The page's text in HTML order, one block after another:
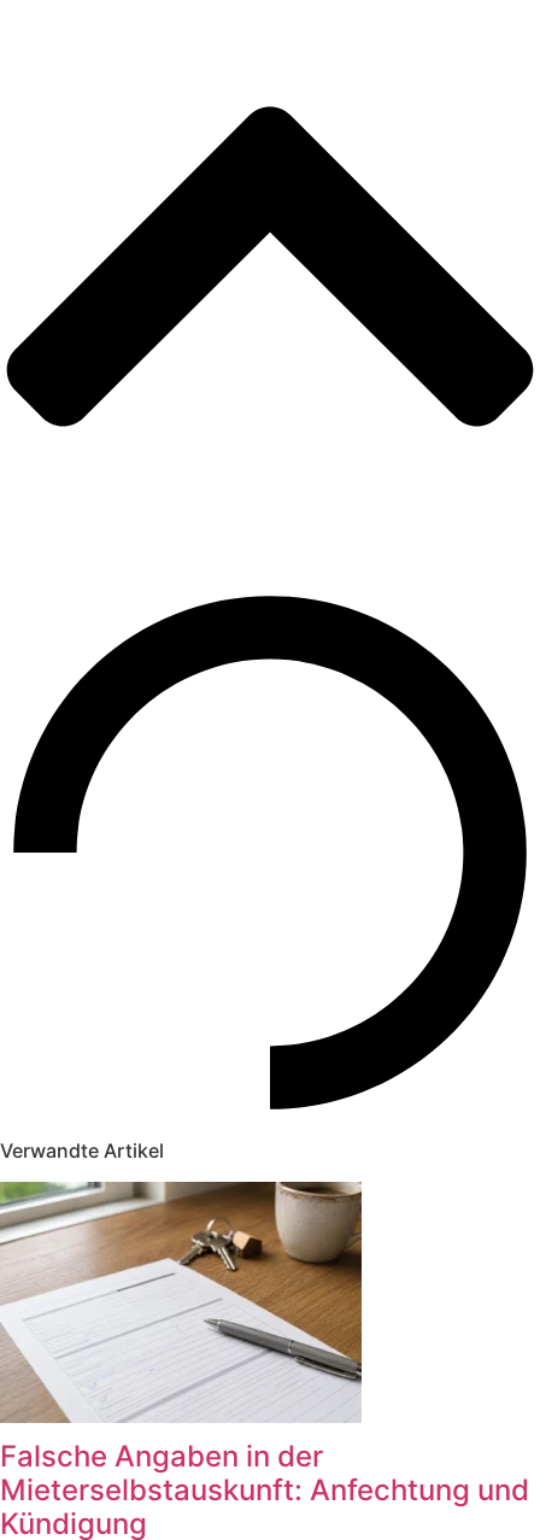
Verwandte Artikel
Falsche Angaben in der
Mieterselbstauskunft: Anfechtung und
Kündigung